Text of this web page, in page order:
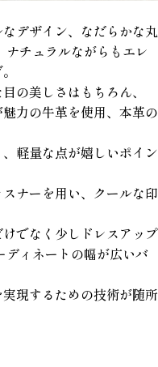
デザイン、なだらかな丸
チュラルながらもエレ
の美しさはもちろん、
力の牛革を使用、本革の
軽量な点が嬉しいポイン
ナーを用い、クールな印
でなく少しドレスアップ
ディネートの幅が広いバ
現するための技術が随所